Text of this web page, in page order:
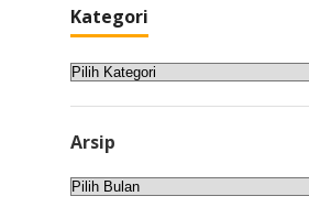
Kategori
Kategori
Arsip
Arsip